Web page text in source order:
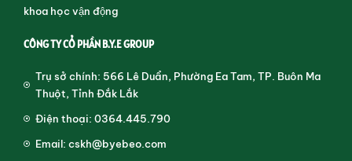
khoa học vận động
CÔNG TY CỔ PHẦN B.Y.E GROUP
Trụ sở chính: 566 Lê Duẩn, Phường Ea Tam, TP. Buôn Ma
Thuột, Tỉnh Đắk Lắk
Điện thoại: 0364.445.790
Email: cskh@byebeo.com